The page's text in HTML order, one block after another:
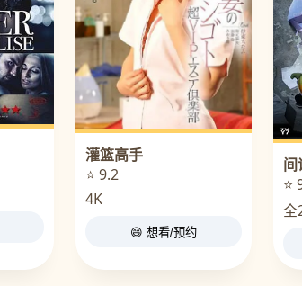
灌篮高手
⭐ 9.2
4K
😄 想看/预约
间
⭐
全